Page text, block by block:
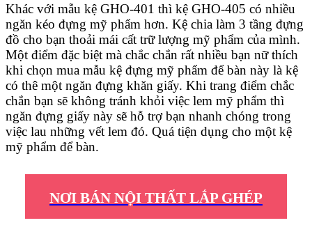
Khác với mẫu kệ GHO-401 thì kệ GHO-405 có nhiều
ngăn kéo đựng mỹ phẩm hơn. Kệ chia làm 3 tầng đựng
đồ cho bạn thoải mái cất trữ lượng mỹ phẩm của mình.
Một điểm đặc biệt mà chắc chắn rất nhiều bạn nữ thích
khi chọn mua mẫu kệ đựng mỹ phẩm để bàn này là kệ
có thê một ngăn đựng khăn giấy. Khi trang điểm chắc
chắn bạn sẽ không tránh khỏi việc lem mỹ phẩm thì
ngăn đựng giấy này sẽ hỗ trợ bạn nhanh chóng trong
việc lau những vết lem đó. Quá tiện dụng cho một kệ
mỹ phẩm để bàn.
NƠI BÁN NỘI THẤT LẮP GHÉP